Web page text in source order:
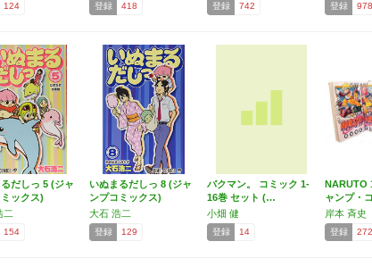
124 登録 418 登録 742 登録 978
だしっ 5 (ジャ
ックス)
二
154
いぬまるだしっ 8 (ジャ
ンプコミックス)
大石 浩二
登録 129
バクマン。 コミック 1-
16巻 セット (…
小畑 健
登録 14
NARUTO
ャンプ・
岸本 斉史
登録 272